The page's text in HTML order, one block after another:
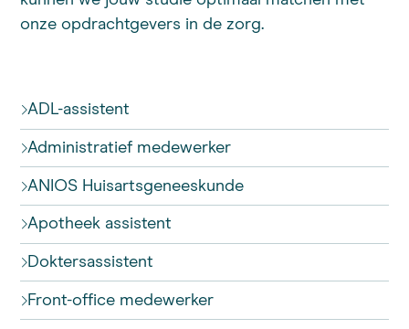
onze opdrachtgevers in de zorg.
ADL-assistent
Administratief medewerker
ANIOS Huisartsgeneeskunde
Apotheek assistent
Doktersassistent
Front-office medewerker